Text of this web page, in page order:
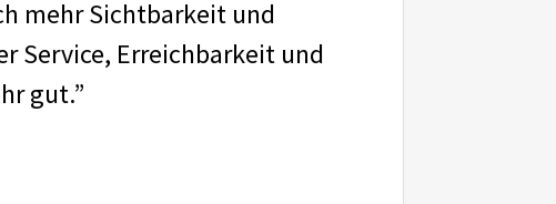
mehr Sichtbarkeit und
Service, Erreichbarkeit und
gut.”